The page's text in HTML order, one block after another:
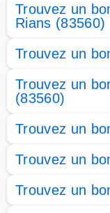
Trouvez un
Rians (83560)
Trouvez un
Trouvez un
(83560)
Trouvez un
Trouvez un
Trouvez un